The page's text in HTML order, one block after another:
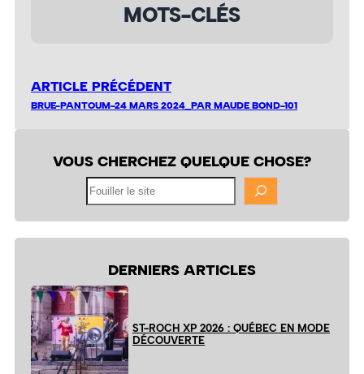
MOTS-CLÉS
ARTICLE PRÉCÉDENT
BRUE-PANTOUM-24 MARS 2024_PAR MAUDE BOND-101
VOUS CHERCHEZ QUELQUE CHOSE?
DERNIERS ARTICLES
ST-ROCH XP 2026 : QUÉBEC EN MODE
DÉCOUVERTE